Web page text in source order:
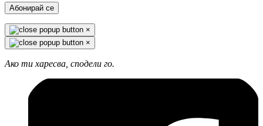
Абонирай се
×
×
Ако ти харесва, сподели го.